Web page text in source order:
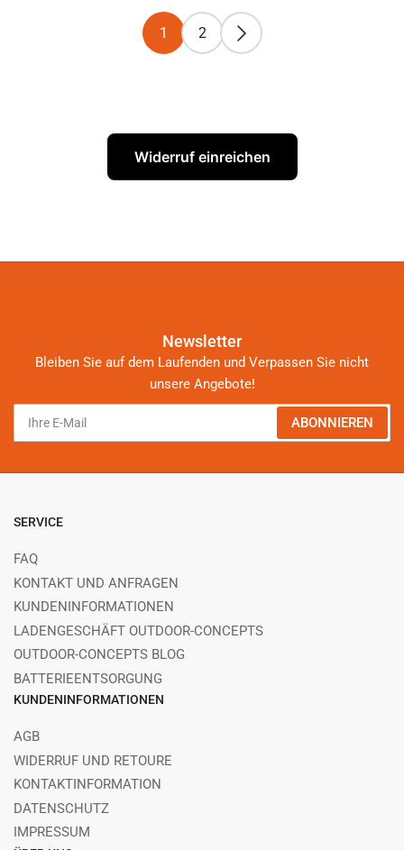
1 2
Widerruf einreichen
Newsletter
Bleiben Sie auf dem Laufenden und Verpassen Sie nicht
unsere Angebote!
Ihre
Mail
ABONNIEREN
SERVICE
FAQ
KONTAKT UND ANFRAGEN
KUNDENINFORMATIONEN
LADENGESCHÄFT OUTDOOR-CONCEPTS
OUTDOOR-CONCEPTS BLOG
BATTERIEENTSORGUNG
KUNDENINFORMATIONEN
AGB
WIDERRUF UND RETOURE
KONTAKTINFORMATION
DATENSCHUTZ
IMPRESSUM